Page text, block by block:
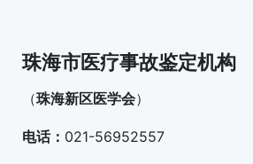
珠海市医疗事故鉴定机构
（珠海新区医学会）
电话： 021-56952557